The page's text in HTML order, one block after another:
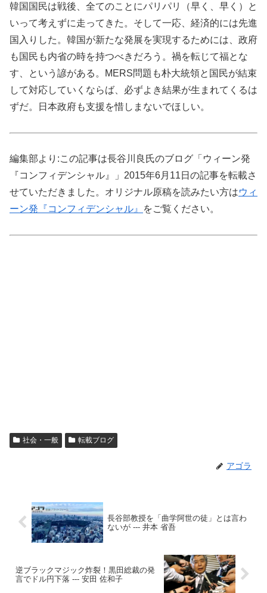
韓国国民は戦後、全てのことにパリパリ（早く、早く）と
いって考えずに走ってきた。そして一応、経済的には先進
国入りした。韓国が新たな発展を実現するためには、政府
も国民も内省の時を持つべきだろう。禍を転じて福とな
す、という諺がある。MERS問題も朴大統領と国民が結束
して対応していくならば、必ずよき結果が生まれてくるは
ずだ。日本政府も支援を惜しまないでほしい。
編集部より:この記事は長谷川良氏のブログ「ウィーン発
『コンフィデンシャル』」2015年6月11日の記事を転載さ
せていただきました。オリジナル原稿を読みたい方はウィ
ーン発『コンフィデンシャル』
をご覧ください。
社会・一般 転載ブログ
アゴラ
長谷部教授を「曲学阿世の徒」とは言わ
ないが --- 井本 省吾
逆ブラックマジック炸裂！黒田総裁の発
言でドル円下落 --- 安田 佐和子